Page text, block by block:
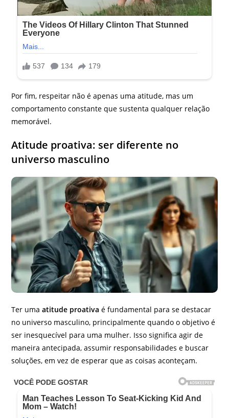
Por fim, respeitar não é apenas uma atitude, mas um
comportamento constante que sustenta qualquer relação
memorável.
Atitude proativa: ser diferente no
universo masculino
Ter umaatitude proativa é fundamental para se destacar
no universo masculino, principalmente quando o objetivo é
ser inesquecível para uma mulher. Isso significa agir de
maneira antecipada, assumir responsabilidades e buscar
soluções, em vez de esperar que as coisas aconteçam.